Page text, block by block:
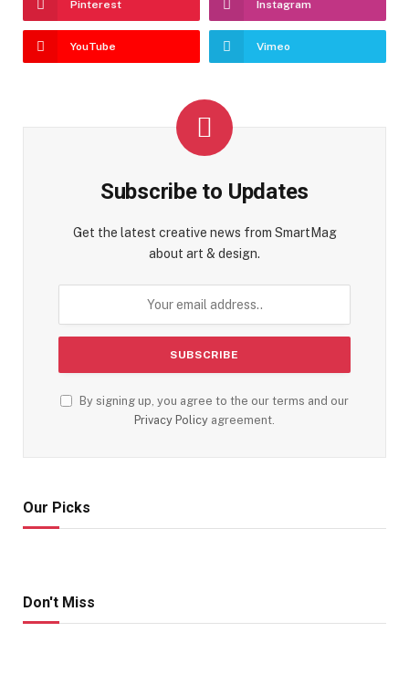
Pinterest Instagram
YouTube Vimeo
Subscribe to Updates
Get the latest creative news from SmartMag
about art & design.
By signing up, you agree to the our terms and our
Privacy Policy agreement.
Our Picks
Don't Miss